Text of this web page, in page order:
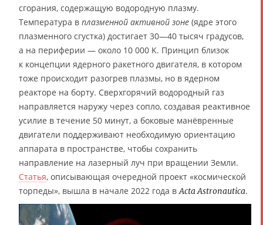
сгорания, содержащую водородную плазму.
Температура в плазменной активной зоне (ядре этого
плазменного сгустка) достигает 30—40 тысяч градусов,
а на периферии — около 10 000 K. Принцип близок
к концепции ядерного ракетного двигателя, в котором
тоже происходит разогрев плазмы, но в ядерном
реакторе на борту. Сверхгорячий водородный газ
направляется наружу через сопло, создавая реактивное
усилие в течение 50 минут, а боковые манёвренные
двигатели поддерживают необходимую ориентацию
аппарата в пространстве, чтобы сохранить
направление на лазерный луч при вращении Земли.
Статья, описывающая очередной проект «космической
торпеды», вышла в начале 2022 года в Acta Astronautica.